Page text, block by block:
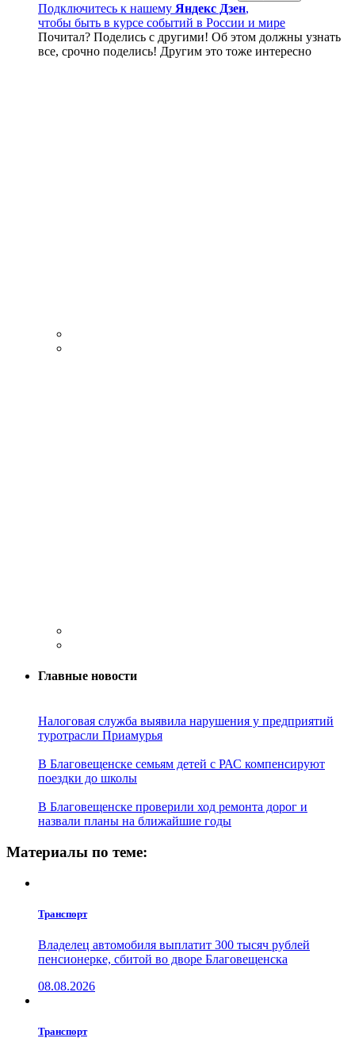
Подключитесь к нашему Яндекс Дзен,
чтобы быть в курсе событий в России и мире
Почитал? Поделись с другими! Об этом должны узнать
все, срочно поделись! Другим это тоже интересно
Главные новости
Налоговая служба выявила нарушения у предприятий
туротрасли Приамурья
В Благовещенске семьям детей с РАС компенсируют
поездки до школы
В Благовещенске проверили ход ремонта дорог и
назвали планы на ближайшие годы
Материалы по теме:
Транспорт
Владелец автомобиля выплатит 300 тысяч рублей
пенсионерке, сбитой во дворе Благовещенска
08.08.2026
Транспорт